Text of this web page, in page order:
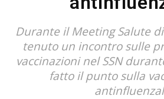
Durante il Meeting Salute
tenuto un incontro sulle
vaccinazioni nel SSN
fatto il punto sulla